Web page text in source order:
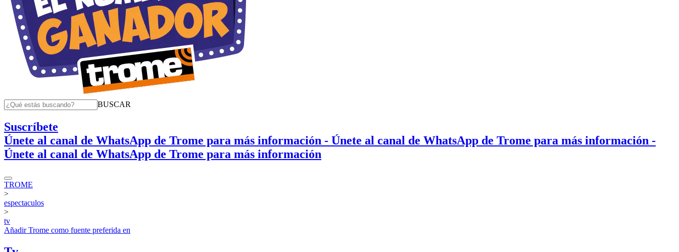
BUSCAR
Suscríbete
Únete al canal de WhatsApp de Trome para más información - Únete al canal de WhatsApp de Trome para más información -
Únete al canal de WhatsApp de Trome para más información
TROME
>
espectaculos
>
tv
AñadirTrome como fuente preferida en